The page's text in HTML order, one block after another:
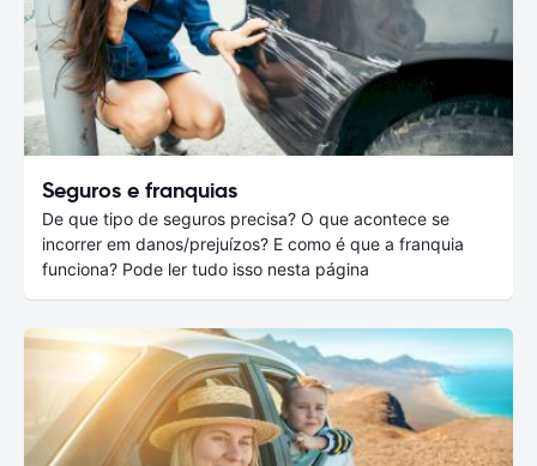
Seguros e franquias
De que tipo de seguros precisa? O que acontece se
incorrer em danos/prejuízos? E como é que a franquia
funciona? Pode ler tudo isso nesta página